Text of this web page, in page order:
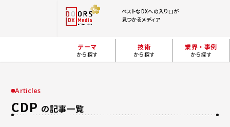
ベストなDXへの入り口が
見つかるメディア
テーマ
から探す
技術
から探す
業界・事例
から探す
Articles
CDP の記事一覧